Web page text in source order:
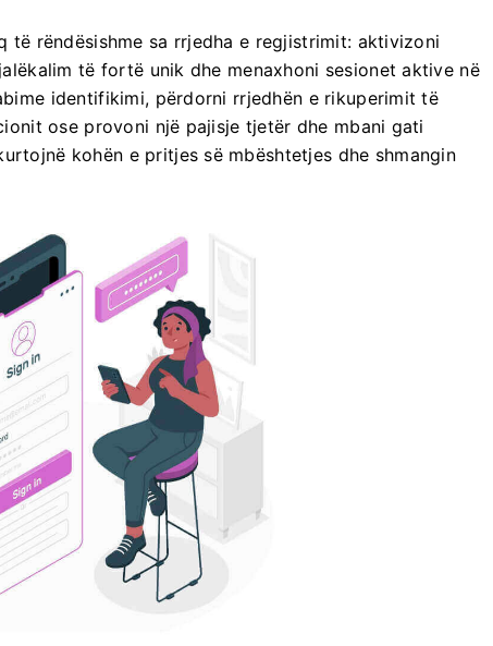
të rëndësishme sa rrjedha e regjistrimit: aktivizoni
të fortë unik dhe menaxhoni sesionet aktive në
identifikimi, përdorni rrjedhën e rikuperimit të
ose provoni një pajisje tjetër dhe mbani gati
kohën e pritjes së mbështetjes dhe shmangin